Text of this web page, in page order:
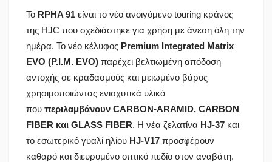
Το RPHA 91 είναι το νέο ανοιγόμενο touring κράνος
της HJC που σχεδιάστηκε για χρήση με άνεση όλη την
ημέρα. Το νέο κέλυφος Premium Integrated Matrix
EVO (P.I.M. EVO) παρέχει βελτιωμένη απόδοση
αντοχής σε κραδασμούς και μειωμένο βάρος
χρησιμοποιώντας ενισχυτικά υλικά
που περιλαμβάνουν CARBON-ARAMID, CARBON
FIBER και GLASS FIBER. Η νέα ζελατίνα HJ-37 και
το εσωτερικό γυαλί ηλίου HJ-V17 προσφέρουν
καθαρό και διευρυμένο οπτικό πεδίο στον αναβάτη.